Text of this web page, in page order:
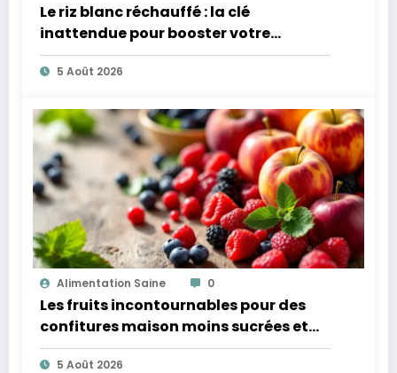
Le riz blanc réchauffé : la clé
inattendue pour booster votre
microbiote
5 Août 2026
Alimentation Saine 0
Les fruits incontournables pour des
confitures maison moins sucrées et
plus légères
5 Août 2026